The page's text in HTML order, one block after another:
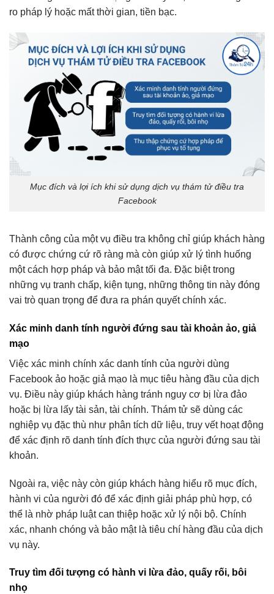
ro pháp lý hoặc mất thời gian, tiền bạc.
Mục đích và lợi ích khi sử dụng dịch vụ thám tử điều tra
Facebook
Thành công của một vụ điều tra không chỉ giúp khách hàng
có được chứng cứ rõ ràng mà còn giúp xử lý tình huống
một cách hợp pháp và bảo mật tối đa. Đặc biệt trong
những vụ tranh chấp, kiện tụng, những thông tin này đóng
vai trò quan trọng để đưa ra phán quyết chính xác.
Xác minh danh tính người đứng sau tài khoản ảo, giả
mạo
Việc xác minh chính xác danh tính của người dùng
Facebook ảo hoặc giả mạo là mục tiêu hàng đầu của dịch
vụ. Điều này giúp khách hàng tránh nguy cơ bị lừa đảo
hoặc bị lừa lấy tài sản, tài chính. Thám tử sẽ dùng các
nghiệp vụ đặc thù như phân tích dữ liệu, truy vết hoạt động
để xác định rõ danh tính đích thực của người đứng sau tài
khoản.
Ngoài ra, việc này còn giúp khách hàng hiểu rõ mục đích,
hành vi của người đó để xác định giải pháp phù hợp, có
thể là nhờ pháp luật can thiệp hoặc xử lý nội bộ. Chính
xác, nhanh chóng và bảo mật là tiêu chí hàng đầu của dịch
vụ này.
Truy tìm đối tượng có hành vi lừa đảo, quấy rối, bôi
nhọ